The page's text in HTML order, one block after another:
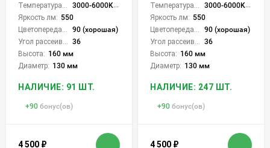
3000-6000K (плавная рег.)
Яркость лм: 550
90 (хорошая)
36
Высота: 160 мм
Диаметр: 130 мм
НАЛИЧИЕ: 91 ШТ.
+90 бонус(ов)
4 500 ₽
3000-6000K (плавная рег.)
Яркость лм: 550
90 (хорошая)
36
Высота: 160 мм
Диаметр: 130 мм
НАЛИЧИЕ: 247 ШТ.
+90 бонус(ов)
4 500 ₽